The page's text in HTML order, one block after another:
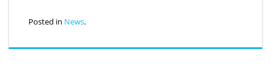
Posted in News.